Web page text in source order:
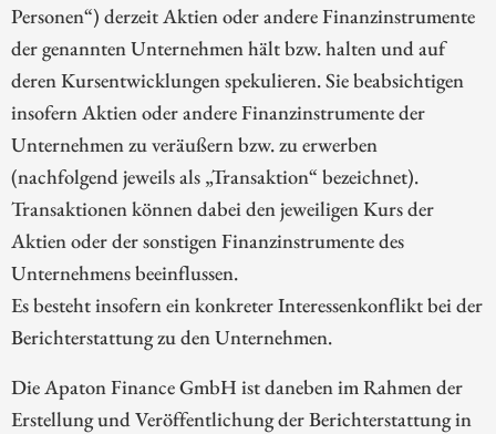
Personen“) derzeit Aktien oder andere Finanzinstrumente
der genannten Unternehmen hält bzw. halten und auf
deren Kursentwicklungen spekulieren. Sie beabsichtigen
insofern Aktien oder andere Finanzinstrumente der
Unternehmen zu veräußern bzw. zu erwerben
(nachfolgend jeweils als „Transaktion“ bezeichnet).
Transaktionen können dabei den jeweiligen Kurs der
Aktien oder der sonstigen Finanzinstrumente des
Unternehmens beeinflussen.
Es besteht insofern ein konkreter Interessenkonflikt bei der
Berichterstattung zu den Unternehmen.
Die Apaton Finance GmbH ist daneben im Rahmen der
Erstellung und Veröffentlichung der Berichterstattung in